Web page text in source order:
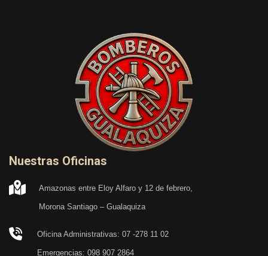
Nuestras Oficinas
Amazonas entre Eloy Alfaro y 12 de febrero,
Morona Santiago – Gualaquiza
Oficina Administrativas: 07 -278 11 02
Emergencias: 098 907 2864